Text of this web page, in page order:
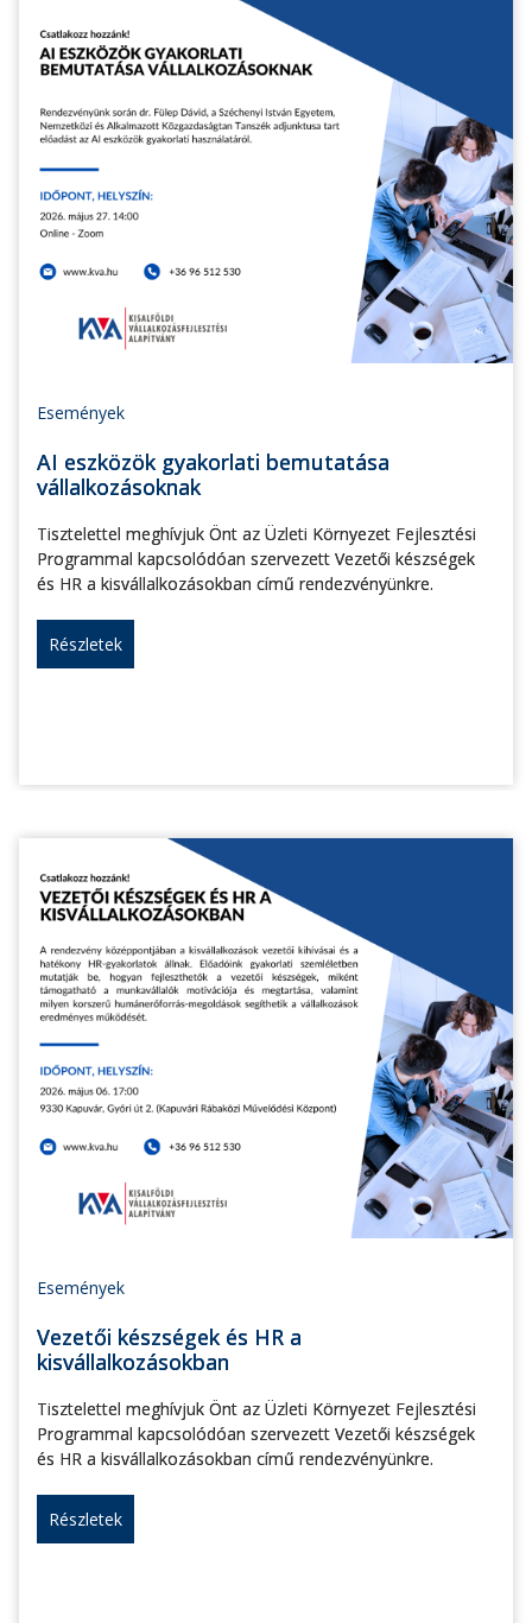
Események
AI eszközök gyakorlati bemutatása
vállalkozásoknak
Tisztelettel meghívjuk Önt az Üzleti Környezet Fejlesztési
Programmal kapcsolódóan szervezett Vezetői készségek
és HR a kisvállalkozásokban című rendezvényünkre.
Részletek
Események
Vezetői készségek és HR a
kisvállalkozásokban
Tisztelettel meghívjuk Önt az Üzleti Környezet Fejlesztési
Programmal kapcsolódóan szervezett Vezetői készségek
és HR a kisvállalkozásokban című rendezvényünkre.
Részletek